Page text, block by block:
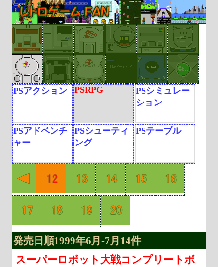
PSアクション PSRPG
PSシミュレー
ション
PSアドベンチ
ャー
PSシューティ
ング
PSテーブル
発売日順1999年6月-7月14件
スーパーロボット大戦コンプリートボ